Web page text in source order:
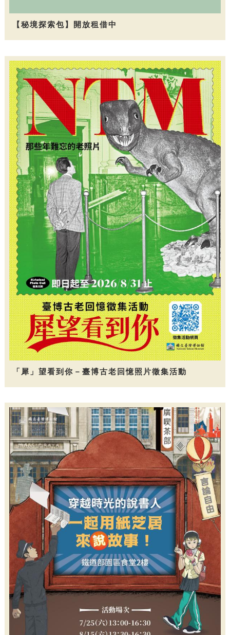
【秘境探索包】開放租借中
「犀」望看到你－臺博古老回憶照片徵集活動